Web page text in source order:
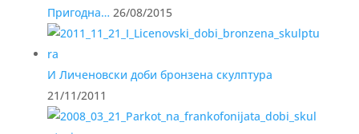
Пригодна… 26/08/2015
И Личеновски доби бронзена скулптура
21/11/2011